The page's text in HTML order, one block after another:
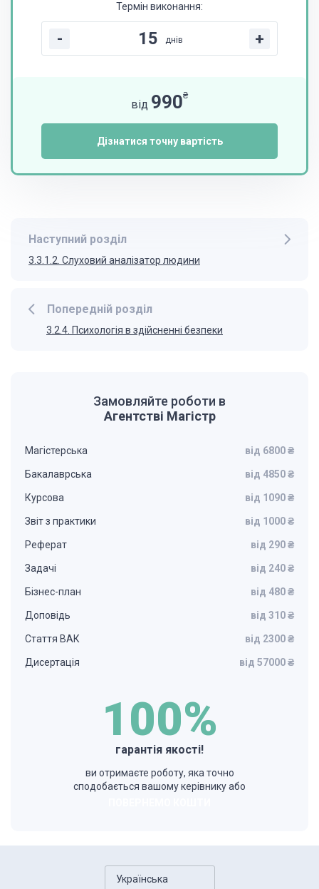
Термін виконання:
- днів +
від 990₴
Дізнатися точну вартість
Попередній розділ
3.2.4. Психологія в здійсненні безпеки
Наступний розділ
3.3.1.2. Слуховий аналізатор людини
Замовляйте роботи в
Агентстві Магістр
Магістерська від 6800 ₴
Бакалаврська від 4850 ₴
Курсова від 1090 ₴
Звіт з практики від 1000 ₴
Реферат від 290 ₴
Задачі від 240 ₴
Бізнес-план від 480 ₴
Доповідь від 310 ₴
Стаття ВАК від 2300 ₴
Дисертація від 57000 ₴
100%
гарантія якості!
ви отримаєте роботу, яка точно
сподобається вашому керівнику або
Українська